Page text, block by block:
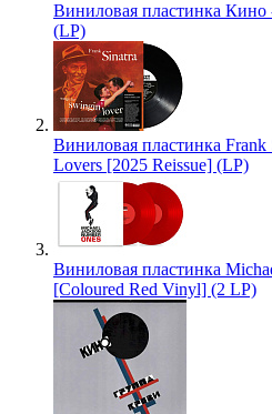
Виниловая пластинка
(LP)
Виниловая пластинка Frank
Lovers [2025 Reissue] (LP)
Виниловая пластинка
[Coloured Red Vinyl] (2 LP)